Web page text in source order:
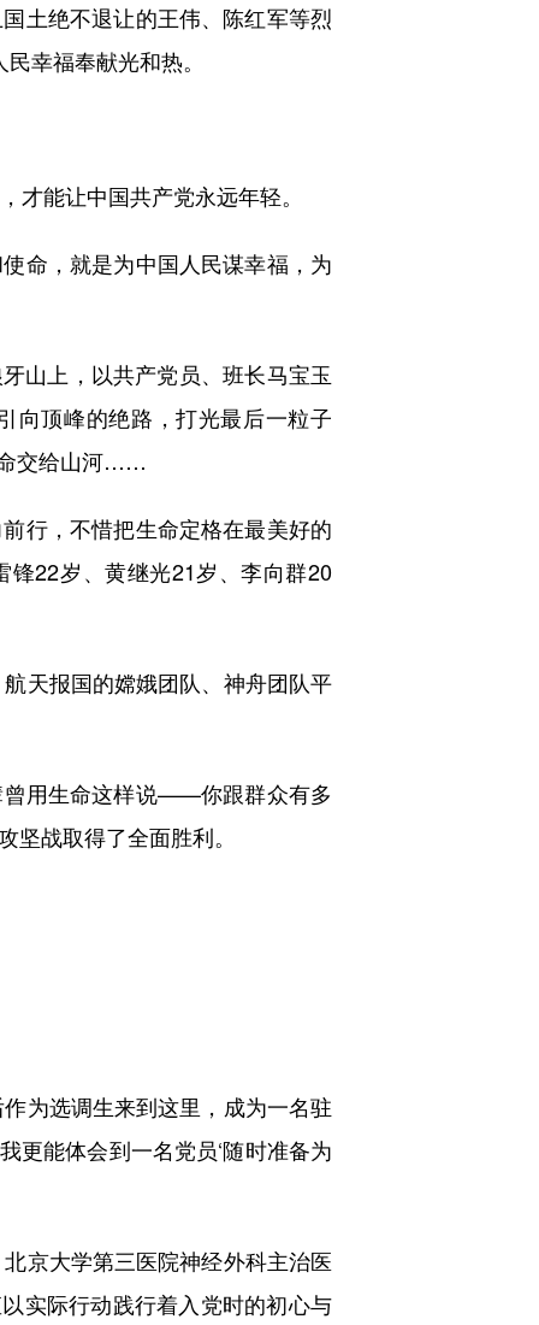
土绝不退让的王伟、陈红军等烈
幸福奉献光和热。
能让中国共产党永远年轻。
命，就是为中国人民谋幸福，为
上，以共产党员、班长马宝玉
向顶峰的绝路，打光最后一粒子
命交给山河……
行，不惜把生命定格在最美好的
22岁、黄继光21岁、李向群20
天报国的嫦娥团队、神舟团队平
用生命这样说——你跟群众有多
战取得了全面胜利。
为选调生来到这里，成为一名驻
更能体会到一名党员‘随时准备为
京大学第三医院神经外科主治医
实际行动践行着入党时的初心与